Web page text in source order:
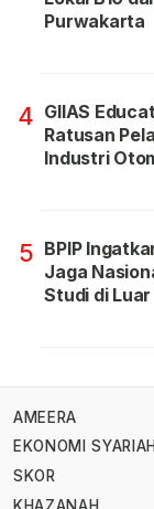
Purwakarta
4 GIIAS
Ratusan
Industri
5 BPIP
Jaga
Studi di
AMEERA
EKONOMI SYARIAH
SKOR
KHAZANAH